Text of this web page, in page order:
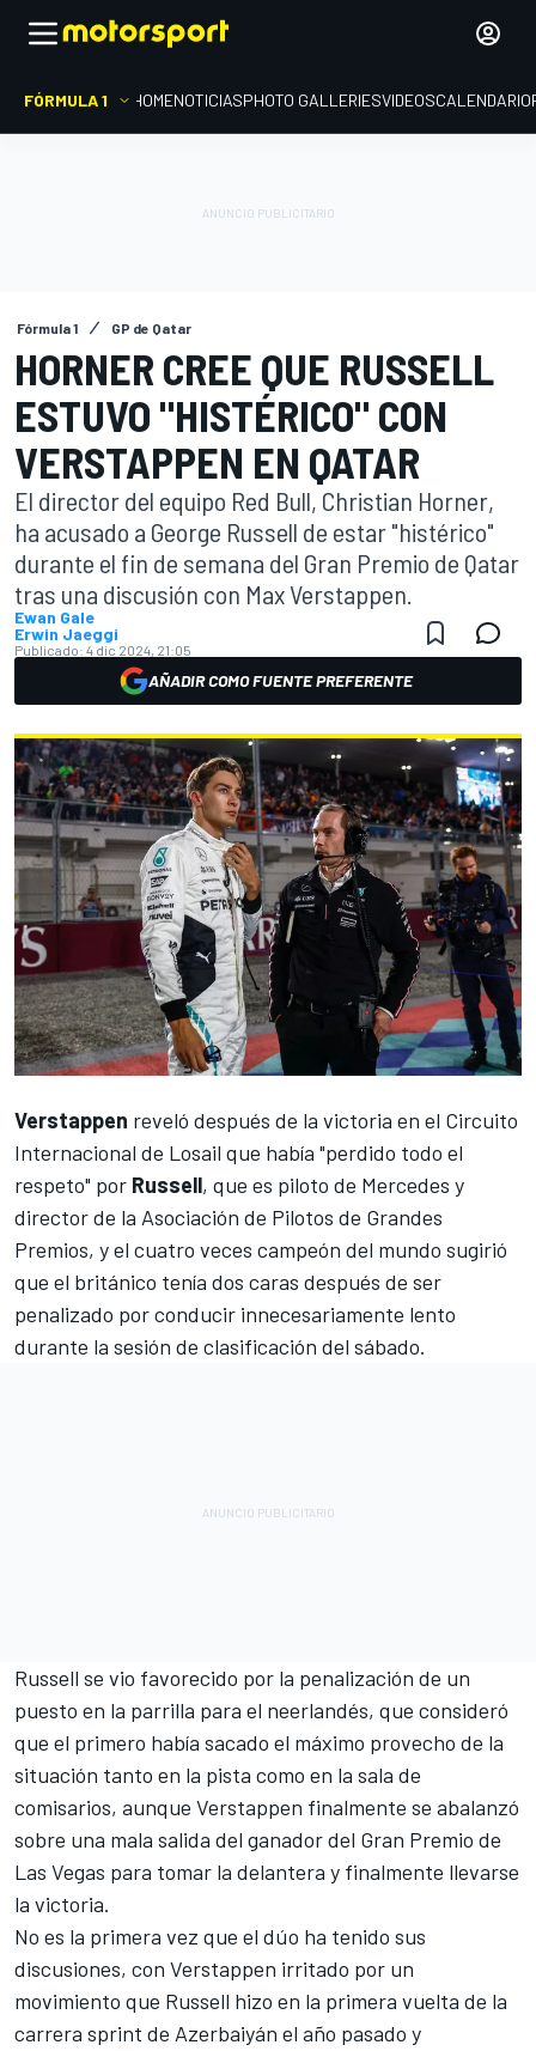
FÓRMULA 1 HOMENOTICIASPHOTO GALLERIESVIDEOSCALENDARIO
Fórmula 1 GP de Qatar
HORNER CREE QUE RUSSELL
ESTUVO "HISTÉRICO" CON
VERSTAPPEN EN QATAR
El director del equipo Red Bull, Christian Horner,
ha acusado a George Russell de estar "histérico"
durante el fin de semana del Gran Premio de Qatar
tras una discusión con Max Verstappen.
Ewan Gale
Erwin Jaeggi
Publicado: 4 dic 2024, 21:05
AÑADIR COMO FUENTE PREFERENTE
Verstappen reveló después de la victoria en el Circuito
Internacional de Losail que había "perdido todo el
respeto" por Russell, que es piloto de Mercedes y
director de la Asociación de Pilotos de Grandes
Premios, y el cuatro veces campeón del mundo sugirió
que el británico tenía dos caras después de ser
penalizado por conducir innecesariamente lento
durante la sesión de clasificación del sábado.
Russell se vio favorecido por la penalización de un
puesto en la parrilla para el neerlandés, que consideró
que el primero había sacado el máximo provecho de la
situación tanto en la pista como en la sala de
comisarios, aunque Verstappen finalmente se abalanzó
sobre una mala salida del ganador del Gran Premio de
Las Vegas para tomar la delantera y finalmente llevarse
la victoria.
No es la primera vez que el dúo ha tenido sus
discusiones, con Verstappen irritado por un
movimiento que Russell hizo en la primera vuelta de la
carrera sprint de Azerbaiyán el año pasado y